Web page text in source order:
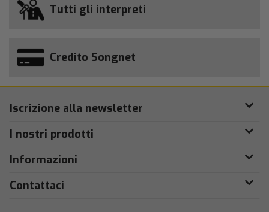
Tutti gli interpreti
Credito Songnet
Iscrizione alla newsletter
I nostri prodotti
Informazioni
Contattaci